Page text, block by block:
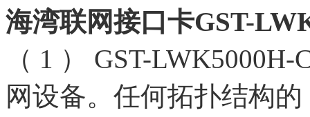
海湾联网接口卡GST-
（ 1 ） GST-
网设备。任何拓扑结构